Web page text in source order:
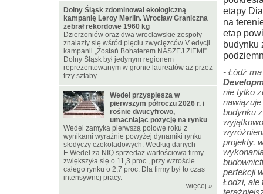
etapy
na
etap
budynku
- Łódź
nie tylko
budynku
projekty,
perfekcji
Łodzi, ale
Dolny Śląsk zdominował ekologiczną
kampanię Leroy Merlin. Wrocław Graniczna
zebrał rekordowe 1960 kg
Dzierżoniów oraz dwa wrocławskie zespoły
znalazły się wśród pięciu zwycięzców V edycji
kampanii „Zostań Bohaterem NASZEJ ZIEMI”.
Dolny Śląsk był jedynym regionem
reprezentowanym w gronie laureatów aż przez
trzy sztaby.
Wedel przyspiesza w
pierwszym półroczu 2026 r. i
rośnie dwucyfrowo,
umacniając pozycję na rynku
Wedel zamyka pierwszą połowę roku z
wynikami wyraźnie powyżej dynamiki rynku
słodyczy czekoladowych. Według danych
E.Wedel za NIQ sprzedaż wartościowa firmy
zwiększyła się o 11,3 proc., przy wzroście
całego rynku o 2,7 proc. Dla firmy był to czas
intensywnej pracy.
więcej »